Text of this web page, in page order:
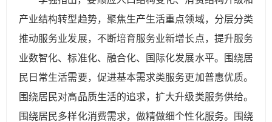
产业结构转型趋势，聚焦生产生活重点领域，分层分类
推动服务业发展，不断培育服务业新增长点，提升服务
业数智化、标准化、融合化、国际化发展水平。围绕居
民日常生活需要，促进基本需求类服务更加普惠优质。
围绕居民对高品质生活的追求，扩大升级类服务供给。
围绕居民多样化消费需求，做精做细个性化服务。围绕